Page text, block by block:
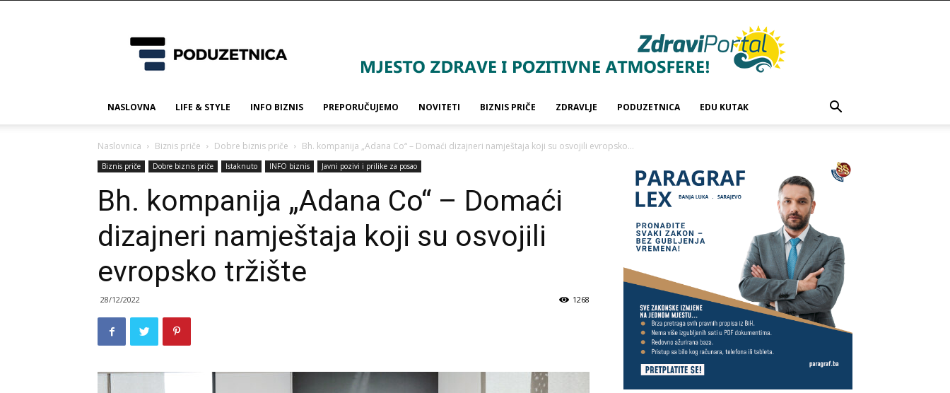
NASLOVNA LIFE & STYLE INFO BIZNIS PREPORUČUJEMO NOVITETI BIZNIS PRIČE ZDRAVLJE PODUZETNICA EDU KUTAK
Naslovnica Biznis priče Dobre biznis priče Bh. kompanija „Adana Co“ – Domaći dizajneri namještaja koji su osvojili evropsko...
Biznis priče Dobre biznis priče Istaknuto INFO biznis Javni pozivi i prilike za posao
Bh. kompanija „Adana Co“ – Domaći
dizajneri namještaja koji su osvojili
evropsko tržište
28/12/2022 1268